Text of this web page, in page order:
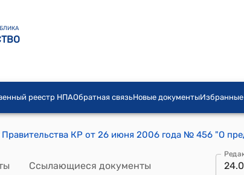
реестр НПАОбратная связьНовые документы
Ссылающиеся документы